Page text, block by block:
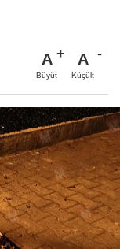
A
Büyüt
A
Küçült